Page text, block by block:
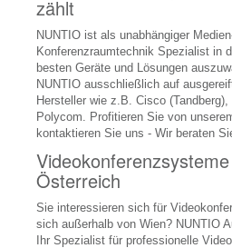
Leinwände,
zählt
NUNTIO ist als unabhängiger
Konferenzraumtechnik Spezialist in
besten Geräte und Lösungen
NUNTIO ausschließlich auf
Hersteller wie z.B. Cisco
Polycom. Profitieren Sie von
kontaktieren Sie uns - Wir beraten
Österreich
Sie interessieren sich für
sich außerhalb von Wien? NUNTIO
Ihr Spezialist für professionelle